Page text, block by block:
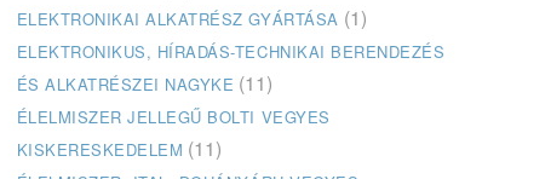
ELEKTRONIKAI ALKATRÉSZ GYÁRTÁSA (1)
ELEKTRONIKUS, HÍRADÁS-TECHNIKAI BERENDEZÉS
ÉS ALKATRÉSZEI NAGYKE (11)
ÉLELMISZER JELLEGŰ BOLTI VEGYES
KISKERESKEDELEM (11)